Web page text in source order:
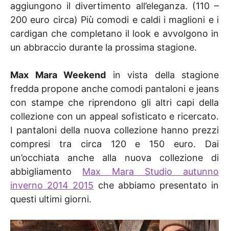
aggiungono il divertimento all’eleganza. (110 –
200 euro circa) Più comodi e caldi i maglioni e i
cardigan che completano il look e avvolgono in
un abbraccio durante la prossima stagione.
Max Mara Weekend in vista della stagione
fredda propone anche comodi pantaloni e jeans
con stampe che riprendono gli altri capi della
collezione con un appeal sofisticato e ricercato.
I pantaloni della nuova collezione hanno prezzi
compresi tra circa 120 e 150 euro. Dai
un’occhiata anche alla nuova collezione di
abbigliamento Max Mara Studio autunno
inverno 2014 2015 che abbiamo presentato in
questi ultimi giorni.